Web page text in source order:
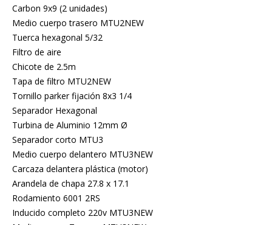
Carbon 9x9 (2 unidades)
Medio cuerpo trasero MTU2NEW
Tuerca hexagonal 5/32
Filtro de aire
Chicote de 2.5m
Tapa de filtro MTU2NEW
Tornillo parker fijación 8x3 1/4
Separador Hexagonal
Turbina de Aluminio 12mm Ø
Separador corto MTU3
Medio cuerpo delantero MTU3NEW
Carcaza delantera plástica (motor)
Arandela de chapa 27.8 x 17.1
Rodamiento 6001 2RS
Inducido completo 220v MTU3NEW